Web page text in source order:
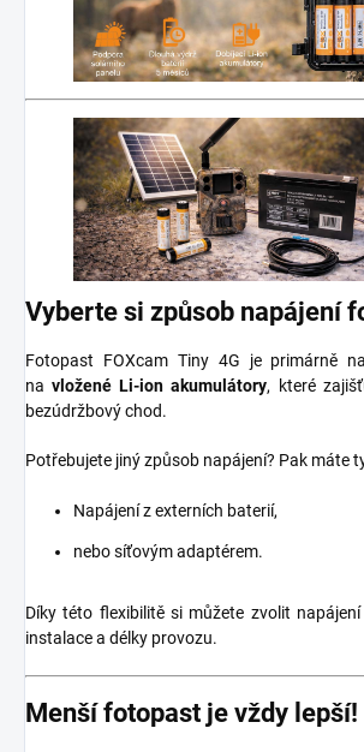
Vyberte si způsob napájení
Fotopast FOXcam Tiny 4G je primárně
na vložené Li-ion akumulátory, které
bezúdržbový chod.
Potřebujete jiný způsob napájení? Pak máte
Napájení z externích baterií,
nebo síťovým adaptérem.
Díky této flexibilitě si můžete zvolit
instalace a délky provozu.
Menší fotopast je vždy lepší!